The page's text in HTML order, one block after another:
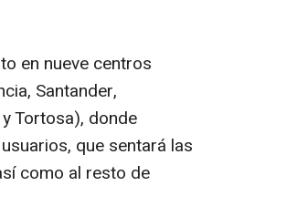
en nueve centros
Santander,
Tortosa), donde
que sentará las
como al resto de